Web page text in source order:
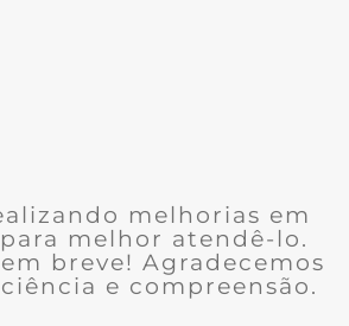
melhorias em
melhor atendê-lo.
breve! Agradecemos
e compreensão.